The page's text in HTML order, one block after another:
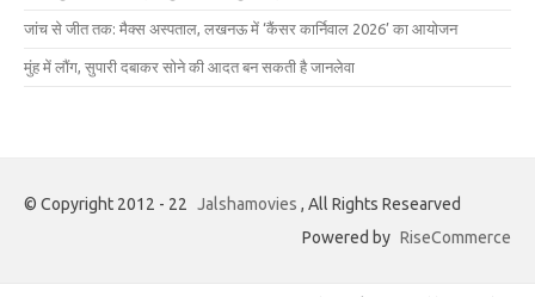
जांच से जीत तक: मैक्स अस्पताल, लखनऊ में ‘कैंसर कार्निवाल 2026’ का आयोजन
मुंह में लौंग, सुपारी दबाकर सोने की आदत बन सकती है जानलेवा
© Copyright 2012 - 22 Jalshamovies , All Rights Researved
Powered by RiseCommerce